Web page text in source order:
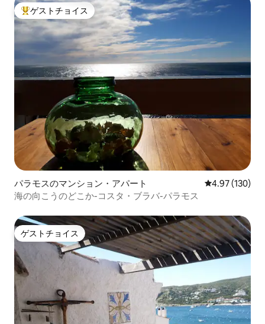
大好評のゲストチョイスです。
ゲストチョイス
パラモスのマンション・アパート レビュー130
4.97 (130)
海の向こうのどこか-コスタ・ブラバ-パラモス
ゲストチョイス
ゲストチョイス